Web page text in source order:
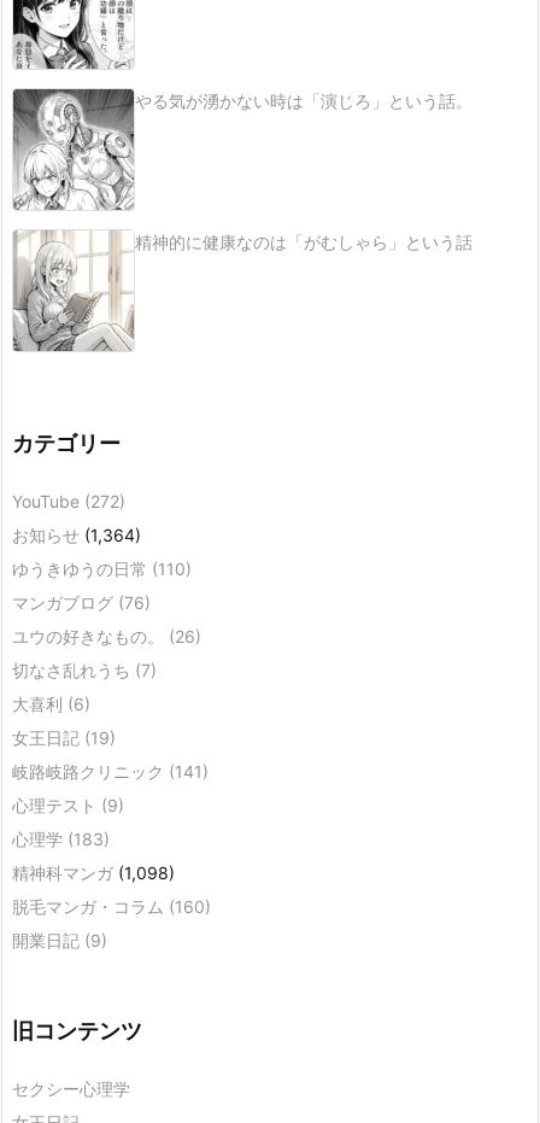
やる気が湧かない時は「演じろ」という話。
精神的に健康なのは「がむしゃら」という話
カテゴリー
YouTube (272)
お知らせ (1,364)
ゆうきゆうの日常 (110)
マンガブログ (76)
ユウの好きなもの。 (26)
切なさ乱れうち (7)
大喜利 (6)
女王日記 (19)
岐路岐路クリニック (141)
心理テスト (9)
心理学 (183)
精神科マンガ (1,098)
脱毛マンガ・コラム (160)
開業日記 (9)
旧コンテンツ
セクシー心理学